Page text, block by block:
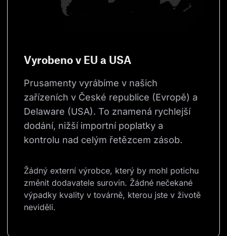
Vyrobeno v EU a USA
Prusamenty vyrábíme v našich
zařízeních v České republice (Evropě) a
Delaware (USA). To znamená rychlejší
dodání, nižší importní poplatky a
kontrolu nad celým řetězcem zásob.
Žádný externí výrobce, který by mohl potichu
změnit dodavatele surovin. Žádné nečekané
výpadky kvality v továrně, kterou jste v životě
neviděli.